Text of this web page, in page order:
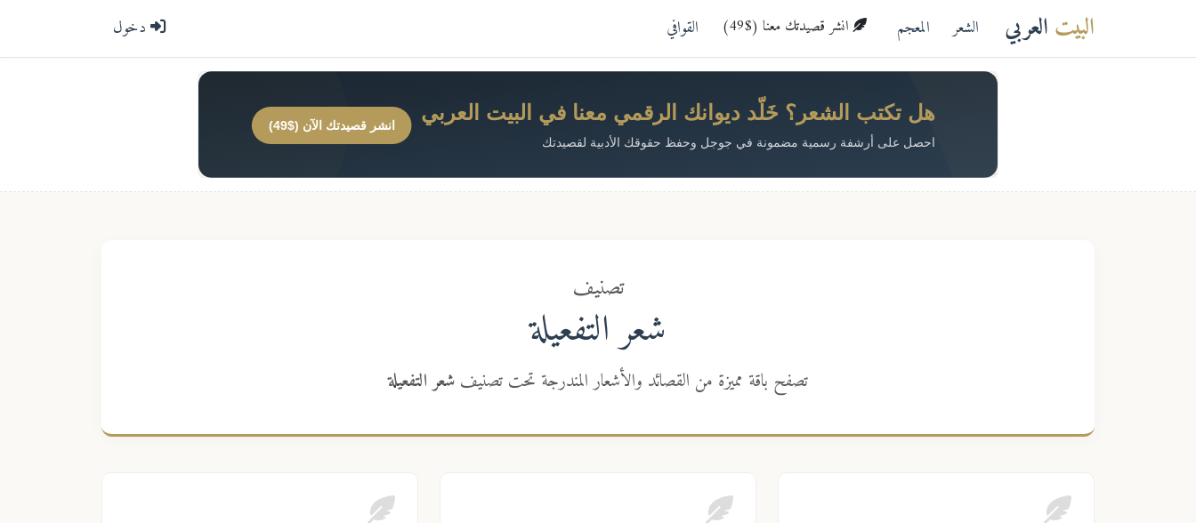
البيت العربي الشعر المعجم انشر قصيدتك معنا ($49) القوافي دخول
هل تكتب الشعر؟ خَلّد ديوانك الرقمي معنا في البيت العربي
احصل على أرشفة رسمية مضمونة في جوجل وحفظ حقوقك الأدبية لقصيدتك
انشر قصيدتك الآن ($49)
تصنيف
شعر التفعيلة
تصفح باقة مميزة من القصائد والأشعار المندرجة تحت تصنيف شعر التفعيلة